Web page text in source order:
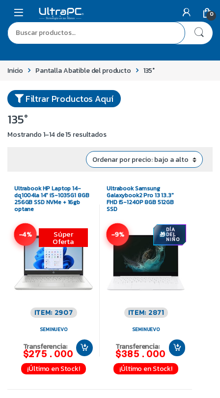
0
Inicio Pantalla Abatible del producto 135°
Filtrar Productos Aquí
135°
Mostrando 1–14 de 15 resultados
Ultrabook HP Laptop 14-
dq1004la 14″ i5-1035G1 8GB
256GB SSD NVMe + 16gb
optane
-4% Súper
Oferta
ITEM: 2907
SEMINUEVO
Transferencia:
$275.000
¡Último en Stock!
Ultrabook Samsung
Galaxybook2 Pro 13 13.3″
FHD i5-1240P 8GB 512GB
SSD
-9% DÍA
DEL
NIÑO
ITEM: 2871
SEMINUEVO
Transferencia:
$385.000
¡Último en Stock!